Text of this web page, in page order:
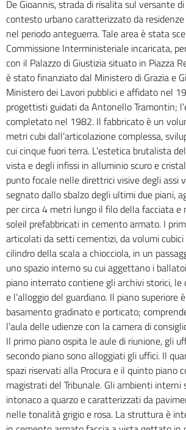
De Gioannis, strada di risalita sul versante
contesto urbano caratterizzato da
nel periodo anteguerra. Tale area è stata
Commissione Interministeriale incaricata,
con il Palazzo di Giustizia situato in Piazza
è stato finanziato dal Ministero di Grazia e
Ministero dei Lavori pubblici e affidato nel
progettisti guidati da Antonello Tramontin;
completato nel 1982. Il fabbricato è un
metri cubi dall’articolazione complessa,
cui cinque fuori terra. L’estetica brutalista
vista e degli infissi in alluminio scuro e
punto focale nelle direttrici visive degli assi
segnato dallo sbalzo degli ultimi due piani,
per circa 4 metri lungo il filo della facciata e
soleil prefabbricati in cemento armato. I
articolati da setti cementizi, da volumi
cilindro della scala a chiocciola, in un
uno spazio interno su cui aggettano i
piano interrato contiene gli archivi storici, le
e l’alloggio del guardiano. Il piano superiore
basamento gradinato e porticato;
l’aula delle udienze con la camera di
Il primo piano ospita le aule di riunione, gli
secondo piano sono alloggiati gli uffici. Il
spazi riservati alla Procura e il quinto piano
magistrati del Tribunale. Gli ambienti
intonaco a quarzo e caratterizzati da
nelle tonalità grigio e rosa. La struttura è